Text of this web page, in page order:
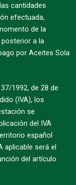
cantidades
efectuada,
de la
a la
por Aceites Sola
1992, de 28 de
(IVA), los
se
del IVA
español
aplicable será el
del artículo